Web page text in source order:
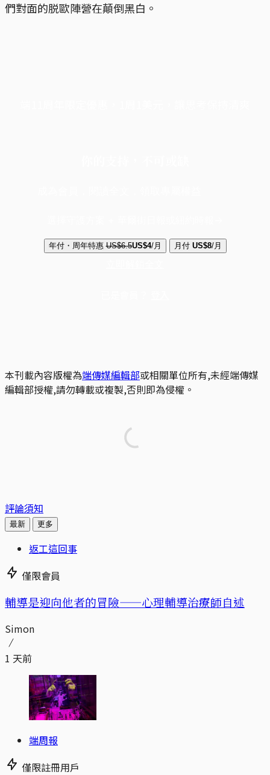
們對面的脱歐陣營在顛倒黑白。
年付・周年特惠 US$6.5US$4/月 月付 US$8/月
本刊載內容版權為端傳媒編輯部或相關單位所有,未經端傳媒
編輯部授權,請勿轉載或複製,否則即為侵權。
評論須知
最新 更多
返工這回事
僅限會員
輔導是迎向他者的冒險——心理輔導治療師自述
Simon
1 天前
端周報
僅限註冊用戶